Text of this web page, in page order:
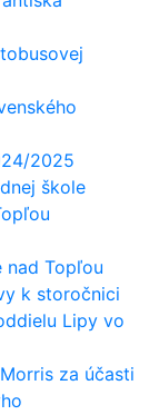
2025
škole
nad Topľou
k storočnici
Lipy vo
za účasti